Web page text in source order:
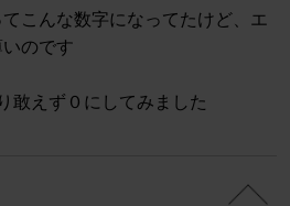
こんな数字になってたけど、エ
のです
敢えず０にしてみました